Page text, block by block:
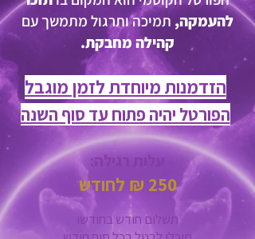
להעמקה, תמיכה ותרגול מתמשך עם
קהילה מחבקת.
הזדמנות מיוחדת לזמן מוגבל
הפורטל יהיה פתוח עד סוף השנה
עלות רגילה:
250 ₪ לחודש
תשלום חודש בחודשו